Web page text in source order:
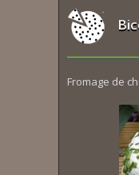
Fromage de